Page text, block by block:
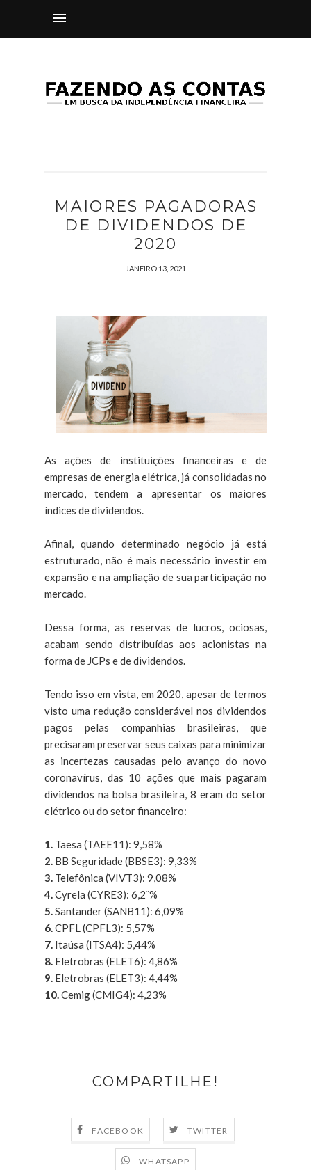
MAIORES PAGADORAS
DE DIVIDENDOS DE
2020
JANEIRO 13, 2021
As ações de instituições financeiras e de
empresas de energia elétrica, já consolidadas no
mercado, tendem a apresentar os maiores
índices de dividendos.
Afinal, quando determinado negócio já está
estruturado, não é mais necessário investir em
expansão e na ampliação de sua participação no
mercado.
Dessa forma, as reservas de lucros, ociosas,
acabam sendo distribuídas aos acionistas na
forma de JCPs e de dividendos.
Tendo isso em vista, em 2020, apesar de termos
visto uma redução considerável nos dividendos
pagos pelas companhias brasileiras, que
precisaram preservar seus caixas para minimizar
as incertezas causadas pelo avanço do novo
coronavírus, das 10 ações que mais pagaram
dividendos na bolsa brasileira, 8 eram do setor
elétrico ou do setor financeiro:
1. Taesa (TAEE11): 9,58%
2. BB Seguridade (BBSE3): 9,33%
3. Telefônica (VIVT3): 9,08%
4.Cyrela (CYRE3): 6,2¨%
5.Santander (SANB11): 6,09%
6.CPFL (CPFL3): 5,57%
7. Itaúsa (ITSA4): 5,44%
8. Eletrobras (ELET6): 4,86%
9. Eletrobras (ELET3): 4,44%
10.Cemig (CMIG4): 4,23%
COMPARTILHE!
FACEBOOK TWITTER
WHATSAPP